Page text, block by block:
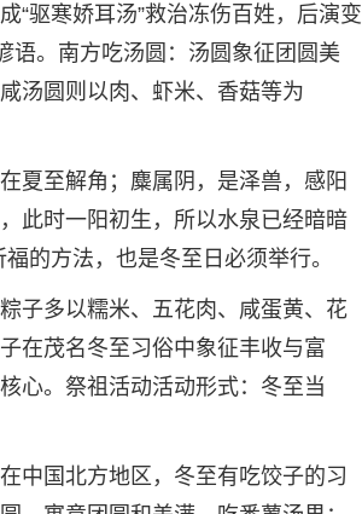
“驱寒娇耳汤”救治冻伤百姓，后演变
语。南方吃汤圆：汤圆象征团圆美
汤圆则以肉、虾米、香菇等为
夏至解角；麋属阴，是泽兽，感阳
此时一阳初生，所以水泉已经暗暗
的方法，也是冬至日必须举行。
子多以糯米、五花肉、咸蛋黄、花
在茂名冬至习俗中象征丰收与富
心。祭祖活动活动形式：冬至当
中国北方地区，冬至有吃饺子的习